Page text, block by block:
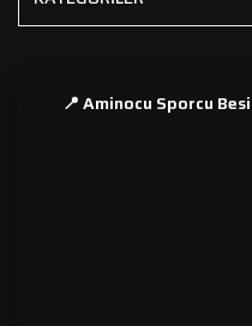
📍 Aminocu Sporcu